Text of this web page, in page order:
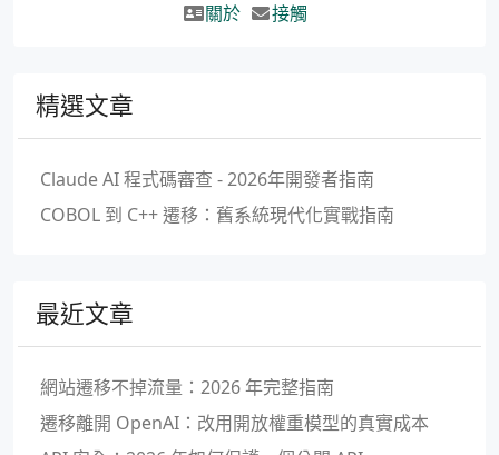
關於
接觸
精選文章
Claude AI 程式碼審查 - 2026年開發者指南
COBOL 到 C++ 遷移：舊系統現代化實戰指南
最近文章
網站遷移不掉流量：2026 年完整指南
遷移離開 OpenAI：改用開放權重模型的真實成本